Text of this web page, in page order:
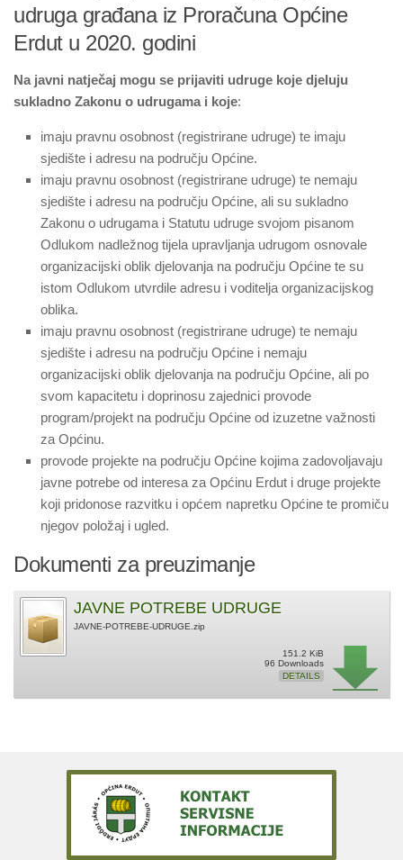
udruga građana iz Proračuna Općine
Erdut u 2020. godini
Na javni natječaj mogu se prijaviti udruge koje djeluju
sukladno Zakonu o udrugama i koje:
imaju pravnu osobnost (registrirane udruge) te imaju
sjedište i adresu na području Općine.
imaju pravnu osobnost (registrirane udruge) te nemaju
sjedište i adresu na području Općine, ali su sukladno
Zakonu o udrugama i Statutu udruge svojom pisanom
Odlukom nadležnog tijela upravljanja udrugom osnovale
organizacijski oblik djelovanja na području Općine te su
istom Odlukom utvrdile adresu i voditelja organizacijskog
oblika.
imaju pravnu osobnost (registrirane udruge) te nemaju
sjedište i adresu na području Općine i nemaju
organizacijski oblik djelovanja na području Općine, ali po
svom kapacitetu i doprinosu zajednici provode
program/projekt na području Općine od izuzetne važnosti
za Općinu.
provode projekte na području Općine kojima zadovoljavaju
javne potrebe od interesa za Općinu Erdut i druge projekte
koji pridonose razvitku i općem napretku Općine te promiču
njegov položaj i ugled.
Dokumenti za preuzimanje
JAVNE POTREBE UDRUGE
JAVNE-POTREBE-UDRUGE.zip
151.2 KiB
96 Downloads
DETAILS